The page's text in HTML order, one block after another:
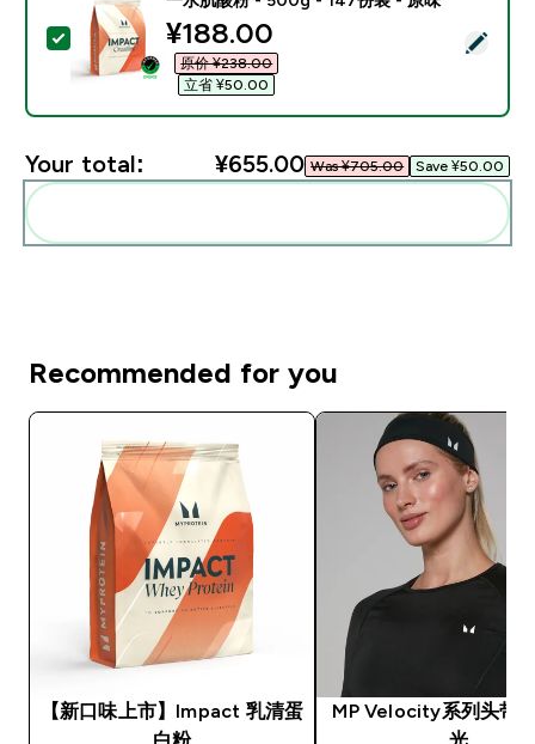
Select this product - 一水肌酸粉 - 500g - 147份装 -
discounted price
¥188.00‎
原价 ¥238.00‎
立省 ¥50.00‎
Your total: ¥655.00‎ Was ¥705.00‎ Save ¥50.00‎
Recommended for you
【新口味上市】Impact 乳清蛋
白粉
MP Velocity系列头带
光